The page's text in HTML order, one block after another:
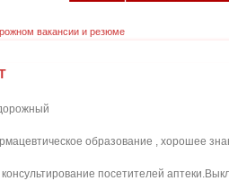
вакансии и резюме
образование , хорошее
посетителей